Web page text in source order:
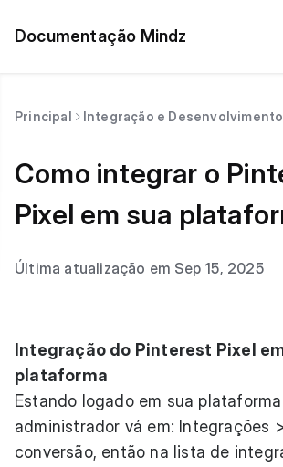
Documentação Mindz
Principal Integração e Desenvolvimento
Como integrar o
Pixel em sua
Última atualização em Sep 15, 2025
Integração do Pinterest Pixel
plataforma
Estando logado em sua
administrador vá em: Integrações
conversão, então na lista de